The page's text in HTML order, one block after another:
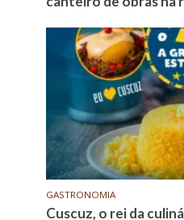
GASTRONOMIA
Cuscuz, o rei da